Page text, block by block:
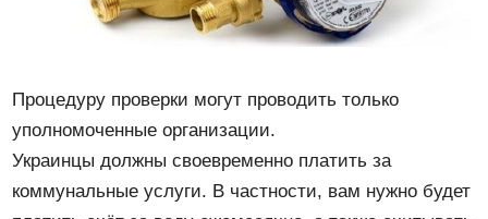
Процедуру проверки могут проводить только
уполномоченные организации.
Украинцы должны своевременно платить за
коммунальные услуги. В частности, вам нужно будет